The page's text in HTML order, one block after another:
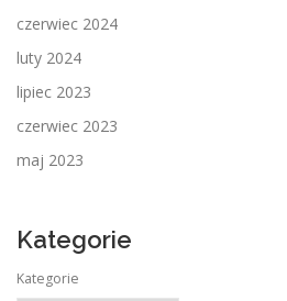
czerwiec 2024
luty 2024
lipiec 2023
czerwiec 2023
maj 2023
Kategorie
Kategorie